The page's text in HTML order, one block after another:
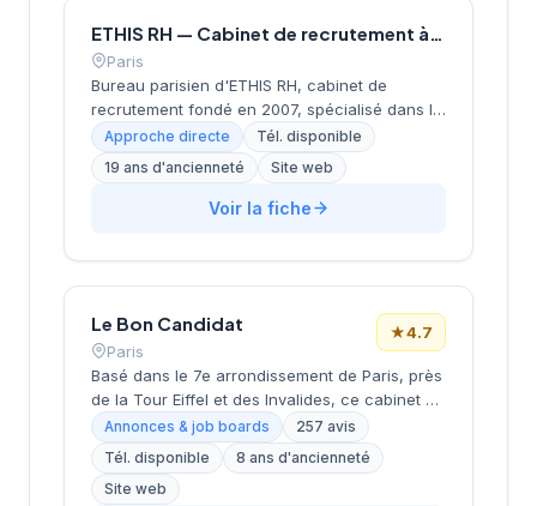
Paris
Bureau parisien d'ETHIS RH, cabinet de
recrutement fondé en 2007, spécialisé dans le
conseil en ressources humaines, le
recrutement de cadres et dirigeants, le
coaching et l'outplacement. Situé au 16 rue de
Monceau dans le 8e arrondissement de Paris,
Approche directe
Tél. disponible
19 ans d'ancienneté
Site web
Voir la fiche
Le Bon Candidat
Paris
★4.7
Basé dans le 7e arrondissement de Paris, près
de la Tour Eiffel et des Invalides, ce cabinet de
recrutement bénéficie d'une localisation
prestigieuse au cœur de la capitale. Installé
rue de Bellechasse, il accompagne les
entreprises dans leurs recrutements avec une
Annonces & job boards
257 avis
Tél. disponible
8 ans d'ancienneté
Site web